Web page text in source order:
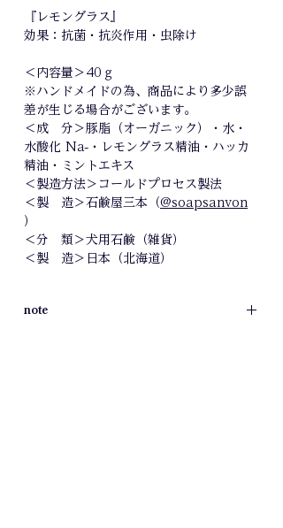
『レモングラス』
効果：抗菌・抗炎作用・虫除け
＜内容量＞40ｇ
※ハンドメイドの為、商品により多少誤
差が生じる場合がございます。
＜成 分＞豚脂（オーガニック）・水・
水酸化 Na-・レモングラス精油・ハッカ
精油・ミントエキス
＜製造方法＞コールドプロセス製法
＜製 造＞石鹸屋三本（@soapsanvon
）
＜分 類＞犬用石鹸（雑貨）
＜製 造＞日本（北海道）
note